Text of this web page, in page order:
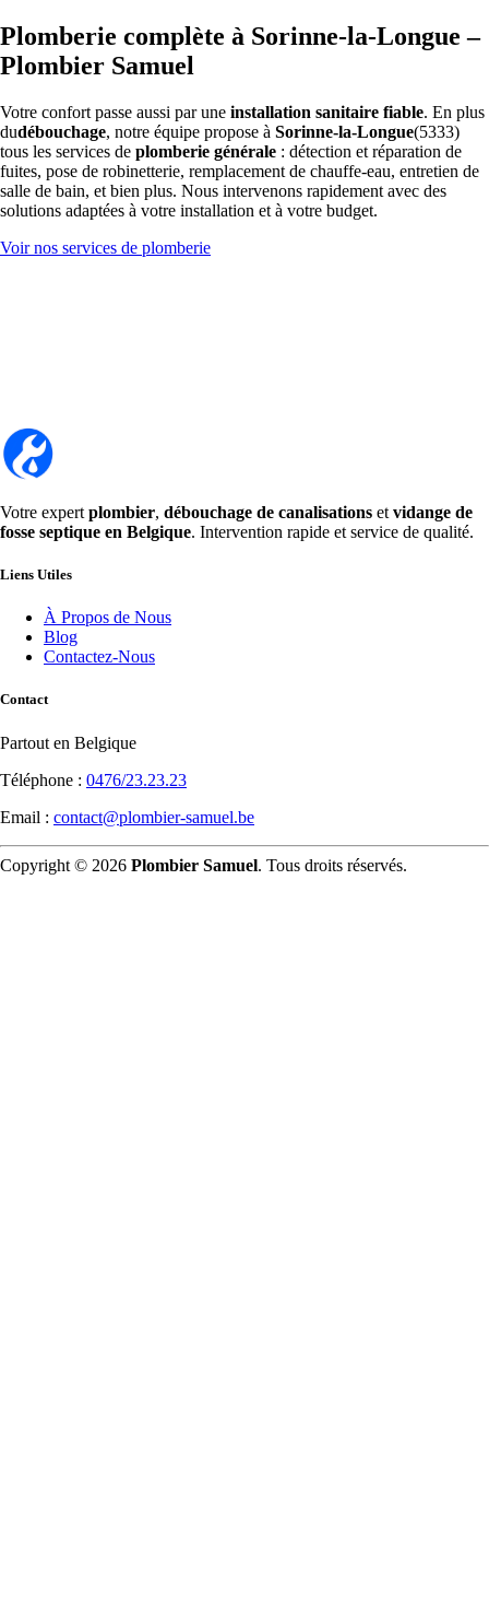
Plomberie complète à Sorinne-la-Longue –
Plombier Samuel
Votre confort passe aussi par une installation sanitaire fiable. En plus
dudébouchage, notre équipe propose à Sorinne-la-Longue(5333)
tous les services de plomberie générale : détection et réparation de
fuites, pose de robinetterie, remplacement de chauffe-eau, entretien de
salle de bain, et bien plus. Nous intervenons rapidement avec des
solutions adaptées à votre installation et à votre budget.
Voir nos services de plomberie
Votre expert plombier, débouchage de canalisations et vidange de
fosse septique en Belgique. Intervention rapide et service de qualité.
Liens Utiles
À Propos de Nous
Blog
Contactez-Nous
Contact
Partout en Belgique
Téléphone : 0476/23.23.23
Email : contact@plombier-samuel.be
Copyright © 2026 Plombier Samuel. Tous droits réservés.